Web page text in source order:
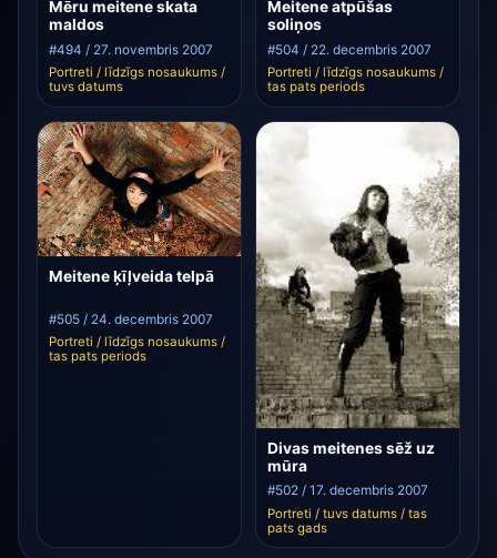
Mēru meitene skata
maldos
#494 / 27. novembris 2007
Portreti / līdzīgs nosaukums /
tuvs datums
Meitene atpūšas
soliņos
#504 / 22. decembris 2007
Portreti / līdzīgs nosaukums /
tas pats periods
Meitene ķīļveida telpā
#505 / 24. decembris 2007
Portreti / līdzīgs nosaukums /
tas pats periods
Divas meitenes sēž uz
mūra
#502 / 17. decembris 2007
Portreti / tuvs datums / tas
pats gads